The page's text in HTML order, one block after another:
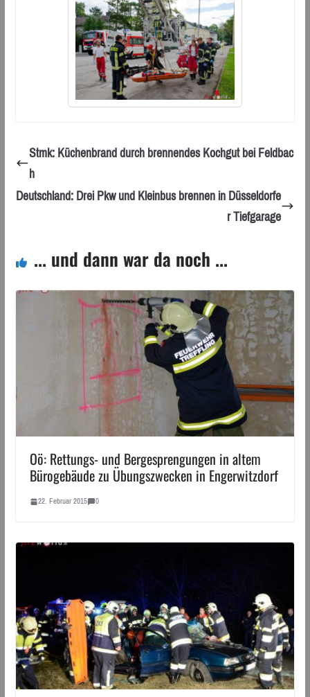
Stmk: Küchenbrand durch brennendes Kochgut bei Feldbac
h
Deutschland: Drei Pkw und Kleinbus brennen in Düsseldorfe
r Tiefgarage
... und dann war da noch ...
Oö: Rettungs- und Bergesprengungen in altem
Bürogebäude zu Übungszwecken in Engerwitzdorf
22. Februar 2015 0